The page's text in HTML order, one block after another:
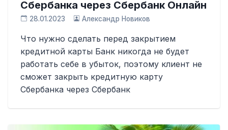
Сбербанка через Сбербанк Онлайн
28.01.2023 Александр Новиков
Что нужно сделать перед закрытием
кредитной карты Банк никогда не будет
работать себе в убыток, поэтому клиент не
сможет закрыть кредитную карту
Сбербанка через Сбербанк